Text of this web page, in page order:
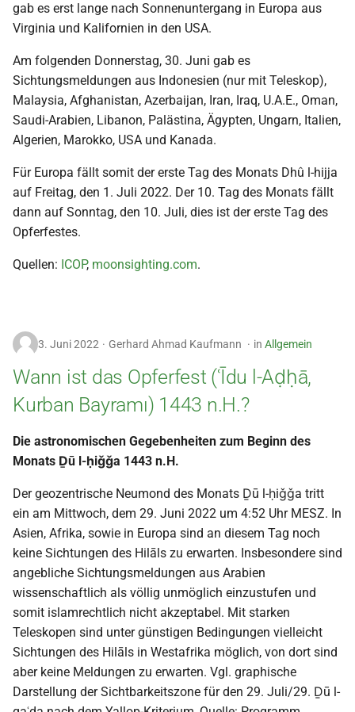
2006
2005
2004
2003
2002
2001
2000
gab es erst lange nach Sonnenuntergang in Europa aus
Virginia und Kalifornien in den USA.
Am folgenden Donnerstag, 30. Juni gab es
Sichtungsmeldungen aus Indonesien (nur mit Teleskop),
Malaysia, Afghanistan, Azerbaijan, Iran, Iraq, U.A.E., Oman,
Saudi-Arabien, Libanon, Palästina, Ägypten, Ungarn, Italien,
Algerien, Marokko, USA und Kanada.
Für Europa fällt somit der erste Tag des Monats Dhû l-hijja
auf Freitag, den 1. Juli 2022. Der 10. Tag des Monats fällt
dann auf Sonntag, den 10. Juli, dies ist der erste Tag des
Opferfestes.
Quellen: ICOP, moonsighting.com.
3. Juni 2022 Gerhard Ahmad Kaufmann in Allgemein
Wann ist das Opferfest (ʿĪdu l-Aḍḥā,
Kurban Bayramı) 1443 n.H.?
Die astronomischen Gegebenheiten zum Beginn des
Monats Ḏū l-ḥiǧǧa 1443 n.H.
Der geozentrische Neumond des Monats Ḏū l-ḥiǧǧa tritt
ein am Mittwoch, dem 29. Juni 2022 um 4:52 Uhr MESZ. In
Asien, Afrika, sowie in Europa sind an diesem Tag noch
keine Sichtungen des Hilāls zu erwarten. Insbesondere sind
angebliche Sichtungsmeldungen aus Arabien
wissenschaftlich als völlig unmöglich einzustufen und
somit islamrechtlich nicht akzeptabel. Mit starken
Teleskopen sind unter günstigen Bedingungen vielleicht
Sichtungen des Hilāls in Westafrika möglich, von dort sind
aber keine Meldungen zu erwarten. Vgl. graphische
Darstellung der Sichtbarkeitszone für den 29. Juli/29. Ḏū l-